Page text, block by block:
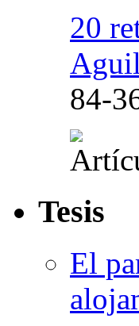
20
84-
Tesis
El